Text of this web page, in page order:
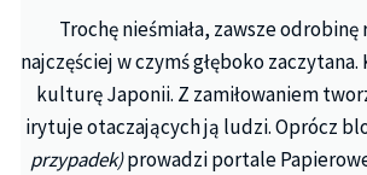
Trochę nieśmiała, zawsze
najczęściej w czymś głęboko
kulturę Japonii. Z zamiłowaniem
irytuje otaczających ją ludzi. Oprócz
przypadek)prowadzi portale